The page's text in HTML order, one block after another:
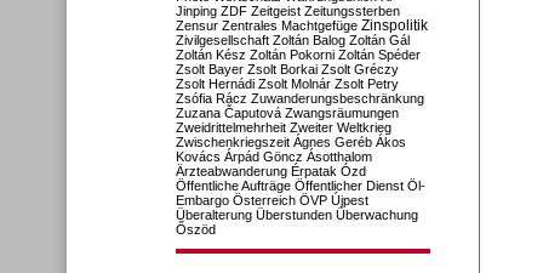
Jinping ZDF Zeitgeist Zeitungssterben
Zensur Zentrales Machtgefüge Zinspolitik
Zivilgesellschaft Zoltán Balog Zoltán Gál
Zoltán Kész Zoltán Pokorni Zoltán Spéder
Zsolt Bayer Zsolt Borkai Zsolt Gréczy
Zsolt Hernádi Zsolt Molnár Zsolt Petry
Zsófia Rácz Zuwanderungsbeschränkung
Zuzana Čaputová Zwangsräumungen
Zweidrittelmehrheit Zweiter Weltkrieg
Zwischenkriegszeit Ágnes Geréb Ákos
Kovács Árpád Göncz Ásotthalom
Ärzteabwanderung Érpatak Ózd
Öffentliche Aufträge Öffentlicher Dienst Öl-
Embargo Österreich ÖVP Újpest
Überalterung Überstunden Überwachung
Őszöd